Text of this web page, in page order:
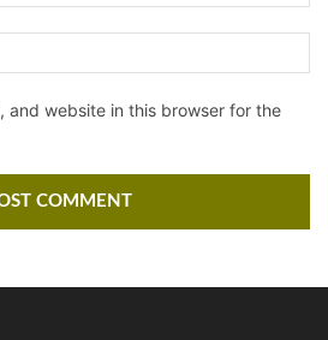
and website in this browser for the